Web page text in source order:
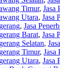
Timur, Jasa
Utara, Jasa
, Jasa
Barat, Jasa
Selatan,
Timur, Jasa
Utara, Jasa